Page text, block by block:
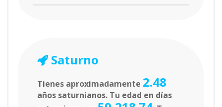
Saturno
Tienes aproximadamente 2.48
años saturnianos. Tu edad en días